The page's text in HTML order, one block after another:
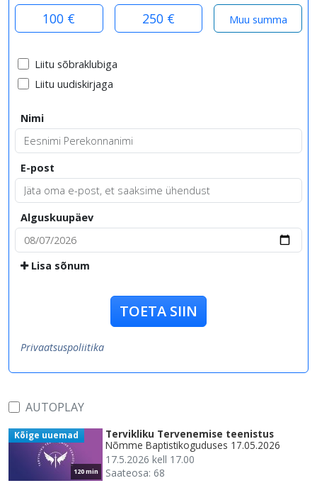
100 € 250 €
Liitu sõbraklubiga
Liitu uudiskirjaga
Nimi
E-post
Alguskuupäev
Lisa sõnum
TOETA SIIN
Privaatsuspoliitika
AUTOPLAY
120 min
Kõige uuemad
Tervikliku Tervenemise teenistus
Nõmme Baptistikoguduses 17.05.2026
17.5.2026 kell 17.00
Saateosa: 68